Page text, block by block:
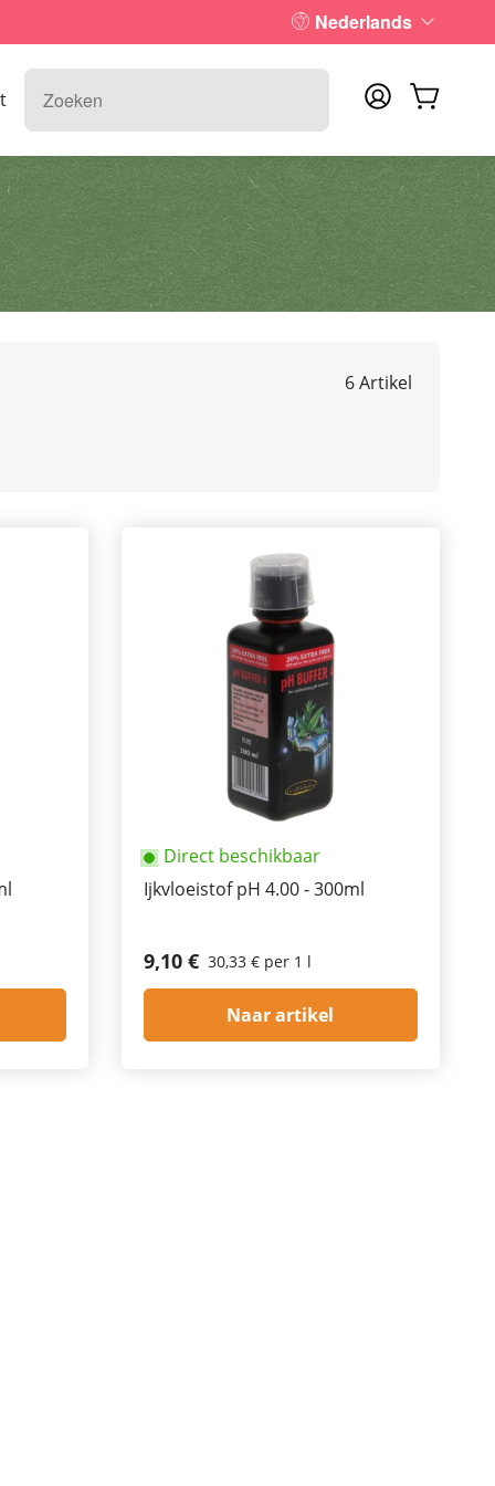
Nederlands
6 Artikel
Direct beschikbaar
Ijkvloeistof pH 4.00 - 300ml
9,10 € 30,33 € per 1 l
Naar artikel